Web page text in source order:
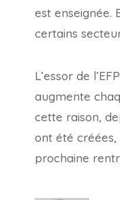
est enseignée.
certains
L’essor de
augmente
cette raison,
ont été créées,
prochaine